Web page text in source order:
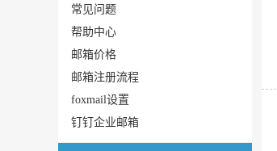
常见问题
帮助中心
邮箱价格
邮箱注册流程
foxmail设置
钉钉企业邮箱